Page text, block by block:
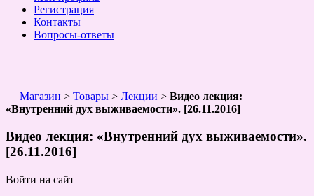
Регистрация
Контакты
Вопросы-ответы
Магазин > Товары > Лекции > Видео лекция:
«Внутренний дух выживаемости». [26.11.2016]
Видео лекция: «Внутренний дух выживаемости».
[26.11.2016]
Войти на сайт